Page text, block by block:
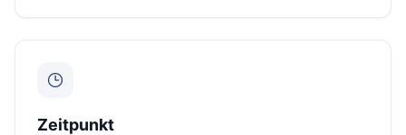
Zeitpunkt